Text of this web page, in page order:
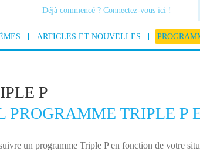
Déjà commencé ? Connectez-vous ici !
ARTICLES ET NOUVELLES
P
PROGRAMME TRIPLE P
un programme Triple P en fonction de votre